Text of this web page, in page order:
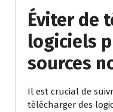
Éviter de
logiciels
sources
Il est crucial de
télécharger des